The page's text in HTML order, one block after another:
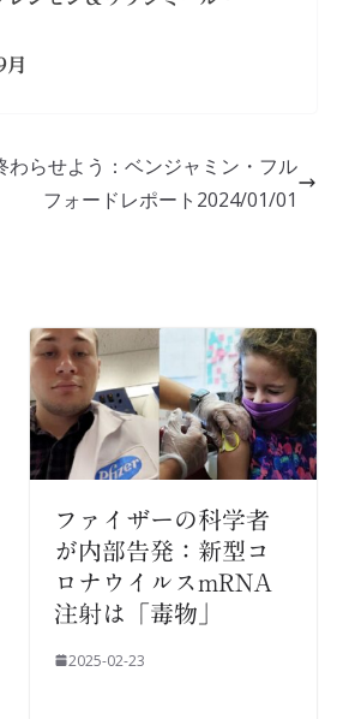
月
わらせよう：ベンジャミン・フル
フォードレポート2024/01/01
ファイザーの科学者
が内部告発：新型コ
ロナウイルスmRNA
注射は「毒物」
2025-02-23